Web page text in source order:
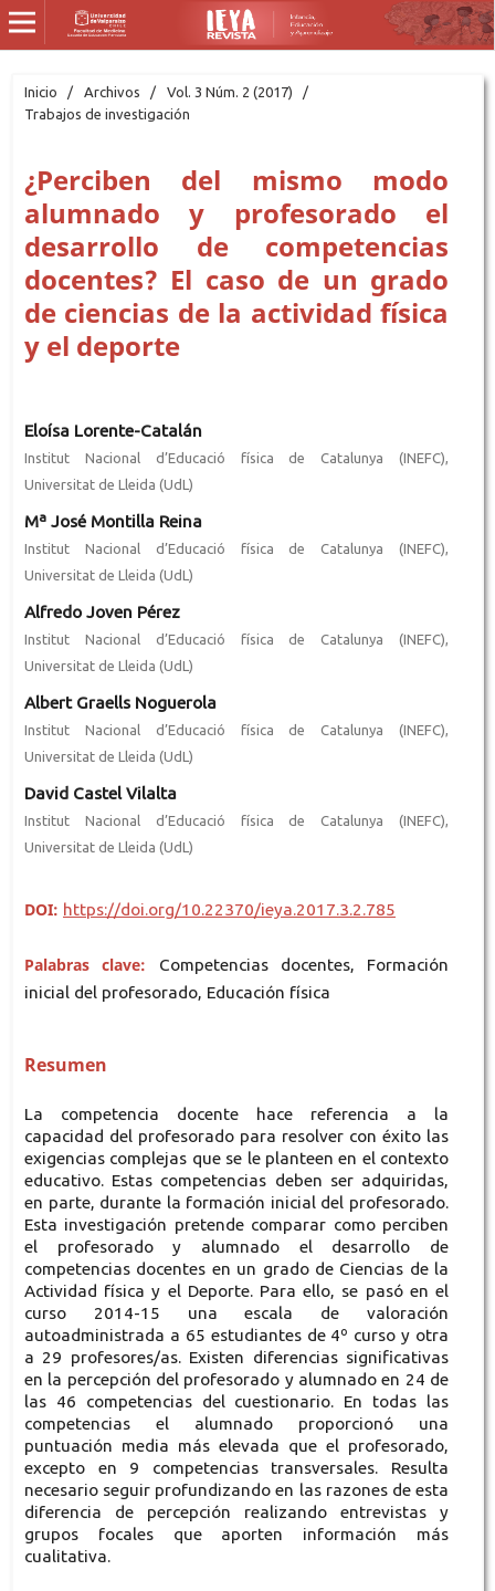
Inicio / Archivos / Vol. 3 Núm. 2 (2017)
/
Trabajos de investigación
¿Perciben del mismo modo
alumnado y profesorado el
desarrollo de competencias
docentes? El caso de un grado
de ciencias de la actividad física
y el deporte
Eloísa Lorente-Catalán
Institut Nacional d’Educació física de Catalunya (INEFC),
Universitat de Lleida (UdL)
Mª José Montilla Reina
Institut Nacional d’Educació física de Catalunya (INEFC),
Universitat de Lleida (UdL)
Alfredo Joven Pérez
Institut Nacional d’Educació física de Catalunya (INEFC),
Universitat de Lleida (UdL)
Albert Graells Noguerola
Institut Nacional d’Educació física de Catalunya (INEFC),
Universitat de Lleida (UdL)
David Castel Vilalta
Institut Nacional d’Educació física de Catalunya (INEFC),
Universitat de Lleida (UdL)
DOI: https://doi.org/10.22370/ieya.2017.3.2.785
Palabras clave:
Competencias docentes, Formación
inicial del profesorado, Educación física
Resumen
La competencia docente hace referencia a la
capacidad del profesorado para resolver con éxito las
exigencias complejas que se le planteen en el contexto
educativo. Estas competencias deben ser adquiridas,
en parte, durante la formación inicial del profesorado.
Esta investigación pretende comparar como perciben
el profesorado y alumnado el desarrollo de
competencias docentes en un grado de Ciencias de la
Actividad física y el Deporte. Para ello, se pasó en el
curso 2014-15 una escala de valoración
autoadministrada a 65 estudiantes de 4º curso y otra
a 29 profesores/as. Existen diferencias significativas
en la percepción del profesorado y alumnado en 24 de
las 46 competencias del cuestionario. En todas las
competencias el alumnado proporcionó una
puntuación media más elevada que el profesorado,
excepto en 9 competencias transversales. Resulta
necesario seguir profundizando en las razones de esta
diferencia de percepción realizando entrevistas y
grupos focales que aporten información más
cualitativa.